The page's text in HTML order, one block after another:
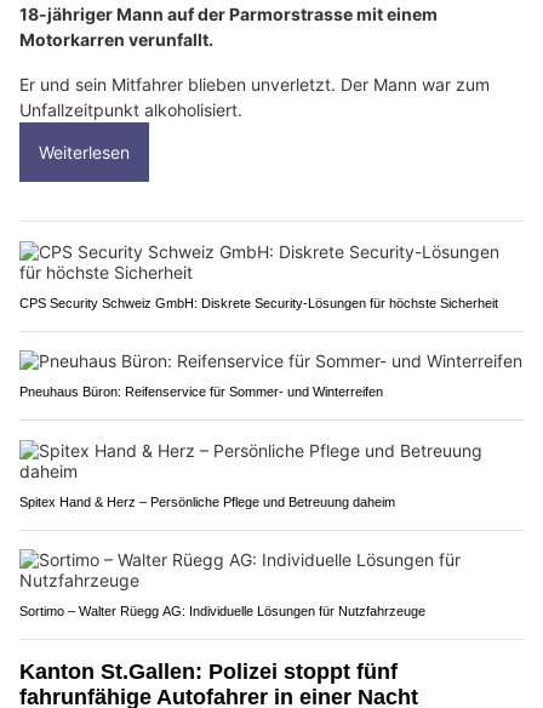
18-jähriger Mann auf der Parmorstrasse mit einem
Motorkarren verunfallt.
Er und sein Mitfahrer blieben unverletzt. Der Mann war zum
Unfallzeitpunkt alkoholisiert.
Weiterlesen
CPS Security Schweiz GmbH: Diskrete Security-Lösungen für höchste Sicherheit
Pneuhaus Büron: Reifenservice für Sommer- und Winterreifen
Spitex Hand & Herz – Persönliche Pflege und Betreuung daheim
Sortimo – Walter Rüegg AG: Individuelle Lösungen für Nutzfahrzeuge
Kanton St.Gallen: Polizei stoppt fünf
fahrunfähige Autofahrer in einer Nacht